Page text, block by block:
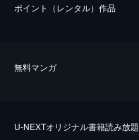
ポイント（レンタル）作品
無料マンガ
U-NEXTオリジナル書籍読み放題